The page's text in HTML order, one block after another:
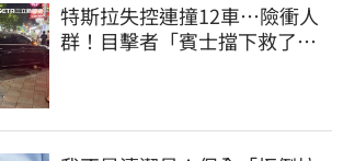
特斯拉失控連撞12車…險衝人
群！目擊者「賓士擋下救了好